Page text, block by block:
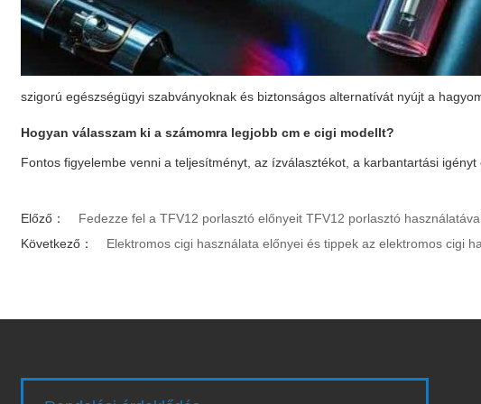
szigorú egészségügyi szabványoknak és biztonságos alternatívát nyújt a
Hogyan válasszam ki a számomra legjobbcm e cigi modellt?
Fontos figyelembe venni a teljesítményt, az ízválasztékot, a karbantartási
Előző：
Fedezze fel a TFV12 porlasztó előnyeit TFV12 porlasztó
Következő：
Elektromos cigi használata előnyei és tippek az elektromos cigi